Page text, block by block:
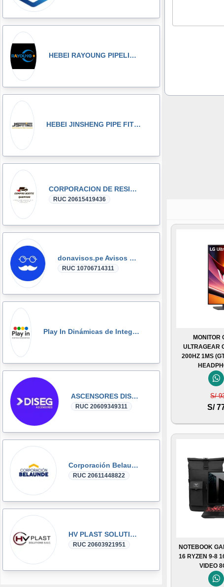
HEBEI RAYOUNG PIPELINE TECHNOLOGY CO., LTD
HEBEI JINSHENG PIPE FITTING MANUFACTURING CO., LT
CORPORACION DE RESIDUOS SEGOVIA.PERU SAC
RUC 20615419436
donavisos.pe Avisos Clasificados
RUC 10706714311
Play In Dinámicas de Integración, Gymkanas, Eventos Corporativos
ASCENSORES DISEG
RUC 20609349311
Corporación Belaunde
RUC 20611448822
HV PLAST SOLUTIONS
RUC 20603921951
MONITOR
ULTRAGEAR
200HZ 1MS
S/
S/
NOTEBOOK
16 RYZEN 9-8
VIDEO